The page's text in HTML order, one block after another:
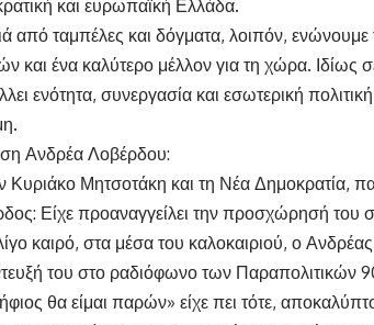
και ευρωπαϊκή Ελλάδα.
από ταμπέλες και δόγματα, λοιπόν,
και ένα καλύτερο μέλλον για τη χώρα. Ιδίως
ενότητα, συνεργασία και εσωτερική
Ανδρέα Λοβέρδου:
Κυριάκο Μητσοτάκη και τη Νέα Δημοκρατία,
Είχε προαναγγείλει την προσχώρησή του
καιρό, στα μέσα του καλοκαιριού, ο
του στο ραδιόφωνο των Παραπολιτικών
θα είμαι παρών» είχε πει τότε,